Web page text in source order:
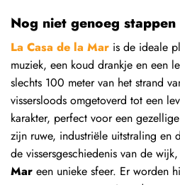
Nog niet genoeg
La Casa de la Mar is de ideale
muziek, een koud drankje en een
slechts 100 meter van het strand
vissersloods omgetoverd tot een
karakter, perfect voor een
zijn ruwe, industriële uitstraling en
de vissersgeschiedenis van de
Mar een unieke sfeer. Er worden